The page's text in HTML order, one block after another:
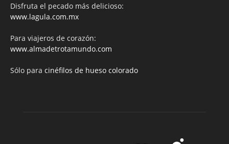
Disfruta el pecado más delicioso:
www.lagula.com.mx
Para viajeros de corazón:
www.almadetrotamundo.com
Sólo para cinéfilos de hueso colorado